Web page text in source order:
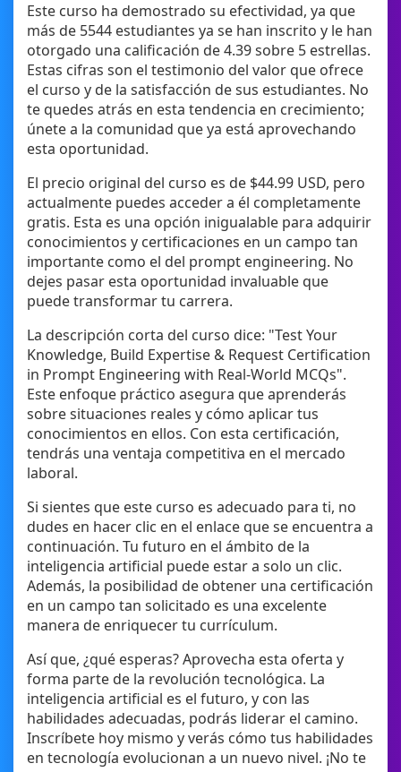
Este curso ha demostrado su efectividad, ya que
más de 5544 estudiantes ya se han inscrito y le han
otorgado una calificación de 4.39 sobre 5 estrellas.
Estas cifras son el testimonio del valor que ofrece
el curso y de la satisfacción de sus estudiantes. No
te quedes atrás en esta tendencia en crecimiento;
únete a la comunidad que ya está aprovechando
esta oportunidad.
El precio original del curso es de $44.99 USD, pero
actualmente puedes acceder a él completamente
gratis. Esta es una opción inigualable para adquirir
conocimientos y certificaciones en un campo tan
importante como el del prompt engineering. No
dejes pasar esta oportunidad invaluable que
puede transformar tu carrera.
La descripción corta del curso dice: "Test Your
Knowledge, Build Expertise & Request Certification
in Prompt Engineering with Real-World MCQs".
Este enfoque práctico asegura que aprenderás
sobre situaciones reales y cómo aplicar tus
conocimientos en ellos. Con esta certificación,
tendrás una ventaja competitiva en el mercado
laboral.
Si sientes que este curso es adecuado para ti, no
dudes en hacer clic en el enlace que se encuentra a
continuación. Tu futuro en el ámbito de la
inteligencia artificial puede estar a solo un clic.
Además, la posibilidad de obtener una certificación
en un campo tan solicitado es una excelente
manera de enriquecer tu currículum.
Así que, ¿qué esperas? Aprovecha esta oferta y
forma parte de la revolución tecnológica. La
inteligencia artificial es el futuro, y con las
habilidades adecuadas, podrás liderar el camino.
Inscríbete hoy mismo y verás cómo tus habilidades
en tecnología evolucionan a un nuevo nivel. ¡No te